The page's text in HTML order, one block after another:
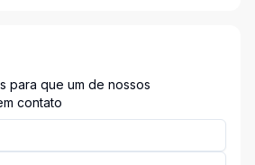
para que um de nossos
contato